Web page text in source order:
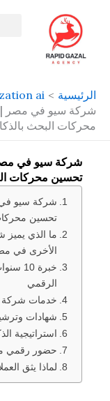
الرئيسية
ai
محركات البحث
تحسين محركات
تحسين محركات
ما الذي يميز
الأخرى في
خبرة 10
الرقمي
خدمات شركة
شهادات
استراتيجية
حضور رقمي
لماذا يثق